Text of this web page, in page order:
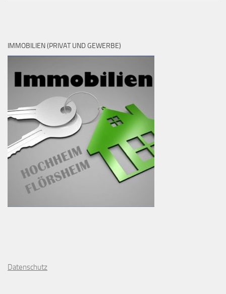
IMMOBILIEN (PRIVAT UND GEWERBE)
Datenschutz